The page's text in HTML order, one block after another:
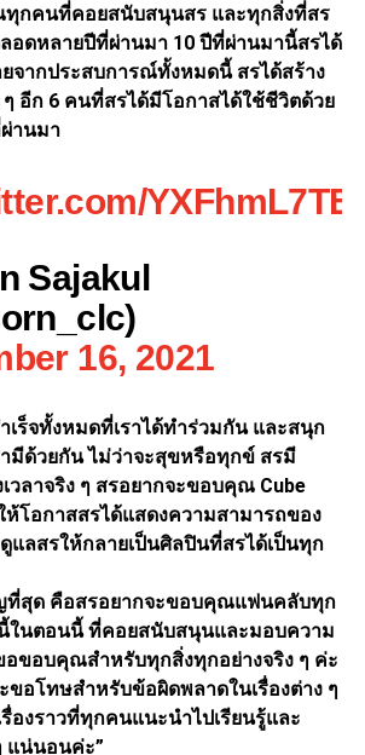
กคนที่คอยสนับสนุนสร และทุกสิ่งที่สร
อดหลายปีที่ผ่านมา 10 ปีที่ผ่านมานี้สรได้
ยจากประสบการณ์ทั้งหมดนี้ สรได้สร้าง
อีก 6 คนที่สรได้มีโอกาสได้ใช้ชีวิตด้วย
านมา
Sajakul
16, 2021
เร็จทั้งหมดที่เราได้ทำร่วมกัน และสนุก
ามีด้วยกัน ไม่ว่าจะสุขหรือทุกข์ สรมี
วลาจริง ๆ สรอยากจะขอบคุณ Cube
โอกาสสรได้แสดงความสามารถของ
แลสรให้กลายเป็นศิลปินที่สรได้เป็นทุก
ที่สุด คือสรอยากจะขอบคุณแฟนคลับทุก
ในตอนนี้ ที่คอยสนับสนุนและมอบความ
ขอบคุณสำหรับทุกสิ่งทุกอย่างจริง ๆ ค่ะ
ขอโทษสำหรับข้อผิดพลาดในเรื่องต่าง ๆ
องราวที่ทุกคนแนะนำไปเรียนรู้และ
แน่นอนค่ะ”